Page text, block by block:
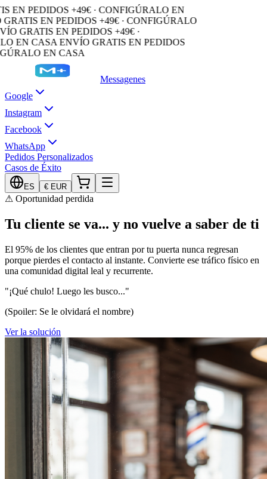
PEDIDOS +49€ · CONFIGÚRALO EN
EN PEDIDOS +49€ · CONFIGÚRALO
GRATIS EN PEDIDOS +49€ ·
EN CASAENVÍO GRATIS EN PEDIDOS
EN CASA
Messagenes
Google
Instagram
Facebook
WhatsApp
Pedidos Personalizados
Casos de Éxito
ES € EUR
⚠ Oportunidad perdida
Tu cliente se va... y no vuelve a saber de ti
El 95% de los clientes que entran por tu puerta nunca regresan
porque pierdes el contacto al instante. Convierte ese tráfico físico en
una comunidad digital leal y recurrente.
"¡Qué chulo! Luego les busco..."
(Spoiler: Se le olvidará el nombre)
Ver la solución